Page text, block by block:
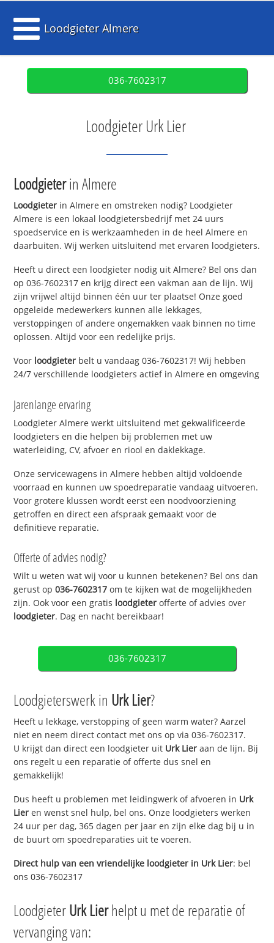
Loodgieter Almere
036-7602317
Loodgieter Urk Lier
Loodgieterin Almere
Loodgieter in Almere en omstreken nodig? Loodgieter
Almere is een lokaal loodgietersbedrijf met 24 uurs
spoedservice en is werkzaamheden in de heel Almere en
daarbuiten. Wij werken uitsluitend met ervaren loodgieters.
Heeft u direct een loodgieter nodig uit Almere? Bel ons dan
op 036-7602317 en krijg direct een vakman aan de lijn. Wij
zijn vrijwel altijd binnen één uur ter plaatse! Onze goed
opgeleide medewerkers kunnen alle lekkages,
verstoppingen of andere ongemakken vaak binnen no time
oplossen. Altijd voor een redelijke prijs.
Voor loodgieter belt u vandaag 036-7602317! Wij hebben
24/7 verschillende loodgieters actief in Almere en omgeving
Jarenlange ervaring
Loodgieter Almere werkt uitsluitend met gekwalificeerde
loodgieters en die helpen bij problemen met uw
waterleiding, CV, afvoer en riool en daklekkage.
Onze servicewagens in Almere hebben altijd voldoende
voorraad en kunnen uw spoedreparatie vandaag uitvoeren.
Voor grotere klussen wordt eerst een noodvoorziening
getroffen en direct een afspraak gemaakt voor de
definitieve reparatie.
Offerte of advies nodig?
Wilt u weten wat wij voor u kunnen betekenen? Bel ons dan
gerust op036-7602317 om te kijken wat de mogelijkheden
zijn. Ook voor een gratis loodgieter offerte of advies over
loodgieter. Dag en nacht bereikbaar!
036-7602317
Loodgieterswerk in Urk Lier?
Heeft u lekkage, verstopping of geen warm water? Aarzel
niet en neem direct contact met ons op via 036-7602317.
U krijgt dan direct een loodgieter uit Urk Lier aan de lijn. Bij
ons regelt u een reparatie of offerte dus snel en
gemakkelijk!
Dus heeft u problemen met leidingwerk of afvoeren in Urk
Lier en wenst snel hulp, bel ons. Onze loodgieters werken
24 uur per dag, 365 dagen per jaar en zijn elke dag bij u in
de buurt om spoedreparaties uit te voeren.
Direct hulp van een vriendelijke loodgieter in Urk Lier: bel
ons 036-7602317
LoodgieterUrk Lierhelpt u met de reparatie of
vervanging van: